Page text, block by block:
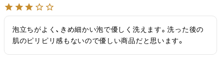
泡立ちがよく、きめ細かい泡で優しく洗えます。洗った後の
肌のピリピリ感もないので優しい商品だと思います。